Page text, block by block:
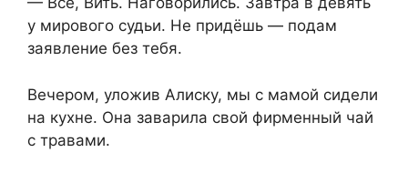
у мирового судьи. Не придёшь — подам
заявление без тебя.
Вечером, уложив Алиску, мы с мамой сидели
на кухне. Она заварила свой фирменный чай
с травами.